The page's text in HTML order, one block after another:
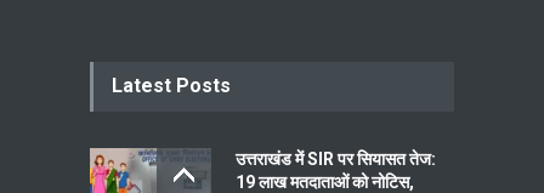
Latest Posts
उत्तराखंड में SIR पर सियासत तेज:
19 लाख मतदाताओं को नोटिस,